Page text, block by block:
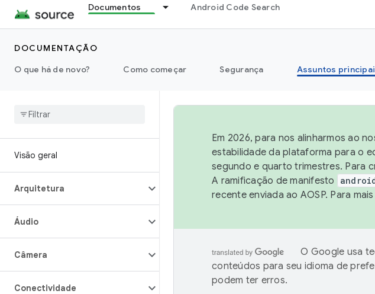
Documentos Android Code Search
DOCUMENTAÇÃO
O que há de novo?
Como começar Segurança Assuntos
Visão geral
Arquitetura
Áudio
Câmera
Conectividade
Em 2026, para nos alinharmos ao
estabilidade da plataforma para o
segundo e quarto trimestres. Para
A ramificação de manifesto
recente enviada ao AOSP. Para
O Google usa
conteúdos para seu idioma de
podem ter erros.